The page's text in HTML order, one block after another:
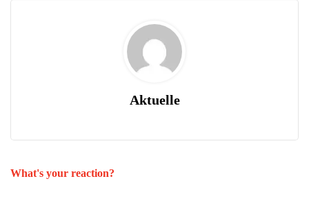
Aktuelle
What's your reaction?